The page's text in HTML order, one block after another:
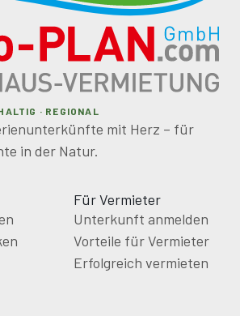
· REGIONAL
mit Herz – für
in der Natur.
Für Vermieter
Unterkunft anmelden
Vorteile für Vermieter
Erfolgreich vermieten